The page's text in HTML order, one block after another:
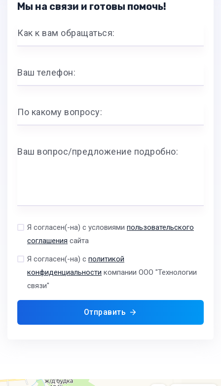
Мы на связи и готовы помочь!
Как к вам обращаться:
Ваш телефон:
По какому вопросу:
Ваш вопрос/предложение подробно:
Я согласен(-на) с условиями пользовательского
соглашения сайта
Я согласен(-на) с политикой
конфиденциальности компании ООО "Технологии
связи"
Отправить